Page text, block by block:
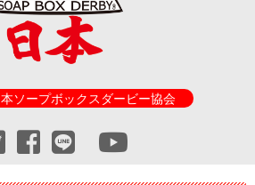
ソープボックスダービー協会